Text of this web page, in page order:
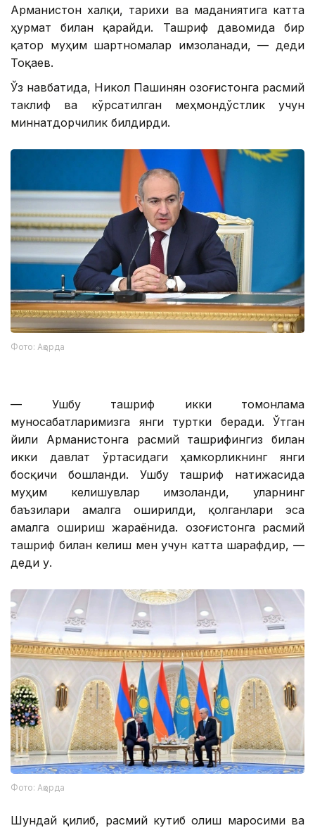
Арманистон халқи, тарихи ва маданиятига катта
ҳурмат билан қарайди. Ташриф давомида бир
қатор муҳим шартномалар имзоланади, — деди
Тоқаев.
Ўз навбатида, Никол Пашинян Қозоғистонга расмий
таклиф ва кўрсатилган меҳмондўстлик учун
миннатдорчилик билдирди.
Фото: Ақорда
— Ушбу ташриф икки томонлама
муносабатларимизга янги туртки беради. Ўтган
йили Арманистонга расмий ташрифингиз билан
икки давлат ўртасидаги ҳамкорликнинг янги
босқичи бошланди. Ушбу ташриф натижасида
муҳим келишувлар имзоланди, уларнинг
баъзилари амалга оширилди, қолганлари эса
амалга ошириш жараёнида. Қозоғистонга расмий
ташриф билан келиш мен учун катта шарафдир, —
деди у.
Фото: Ақорда
Шундай қилиб, расмий кутиб олиш маросими ва